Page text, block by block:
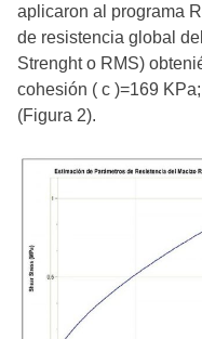
aplicaron al programa
de resistencia global
Strenght o RMS)
cohesión ( c )=169
(Figura 2).